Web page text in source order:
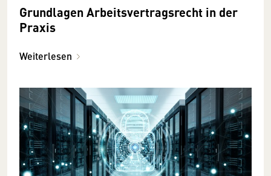
Grundlagen Arbeitsvertragsrecht in der
Praxis
Weiterlesen